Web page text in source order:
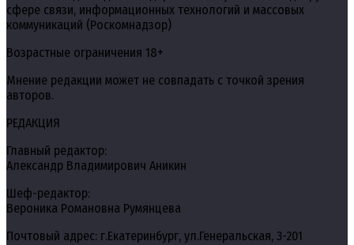
сфере связи, информационных технологий и массовых
коммуникаций (Роскомнадзор)
Возрастные ограничения 18+
Мнение редакции может не совпадать с точкой зрения
авторов.
РЕДАКЦИЯ
Главный редактор:
Александр Владимирович Аникин
Шеф-редактор:
Вероника Романовна Румянцева
Почтовый адрес: г.Екатеринбург, ул.Генеральская, 3-201